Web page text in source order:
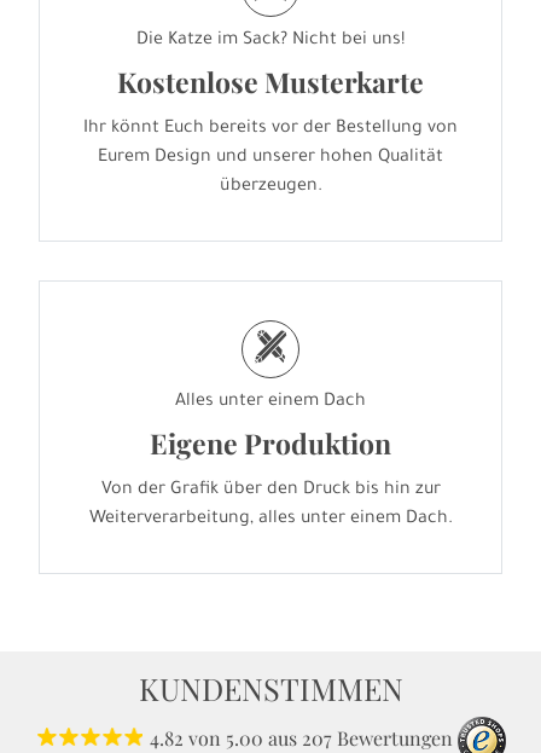
Die Katze im Sack? Nicht bei uns!
Kostenlose Musterkarte
Ihr könnt Euch bereits vor der Bestellung von
Eurem Design und unserer hohen Qualität
überzeugen.
h
Alles unter einem Dach
Eigene Produktion
Von der Grafik über den Druck bis hin zur
Weiterverarbeitung, alles unter einem Dach.
KUNDENSTIMMEN
4.82 von 5.00 aus 207 Bewertungen